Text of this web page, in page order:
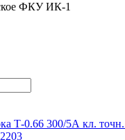
ФКУ ИК-1